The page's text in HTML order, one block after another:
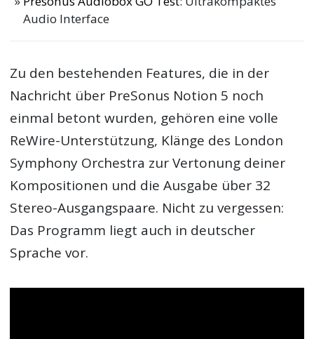
Audio Interface
Zu den bestehenden Features, die in der
Nachricht über PreSonus Notion 5 noch
einmal betont wurden, gehören eine volle
ReWire-Unterstützung, Klänge des London
Symphony Orchestra zur Vertonung deiner
Kompositionen und die Ausgabe über 32
Stereo-Ausgangspaare. Nicht zu vergessen:
Das Programm liegt auch in deutscher
Sprache vor.